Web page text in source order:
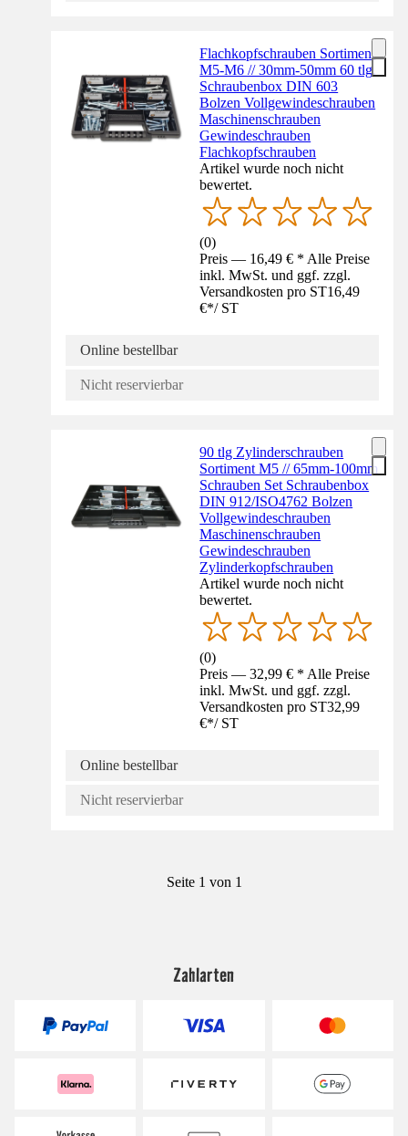
Flachkopfschrauben Sortiment
M5-M6 // 30mm-50mm 60 tlg.
Schraubenbox DIN 603
Bolzen Vollgewindeschrauben
Maschinenschrauben
Gewindeschrauben
Flachkopfschrauben
Artikel wurde noch nicht
bewertet.
(0)
Preis — 16,49 € * Alle Preise
inkl. MwSt. und ggf. zzgl.
Versandkosten pro ST16,49
€*/ ST
Online bestellbar
Nicht reservierbar
90 tlg Zylinderschrauben
Sortiment M5 // 65mm-100mm
Schrauben Set Schraubenbox
DIN 912/ISO4762 Bolzen
Vollgewindeschrauben
Maschinenschrauben
Gewindeschrauben
Zylinderkopfschrauben
Artikel wurde noch nicht
bewertet.
(0)
Preis — 32,99 € * Alle Preise
inkl. MwSt. und ggf. zzgl.
Versandkosten pro ST32,99
€*/ ST
Online bestellbar
Nicht reservierbar
Seite 1 von 1
Zahlarten